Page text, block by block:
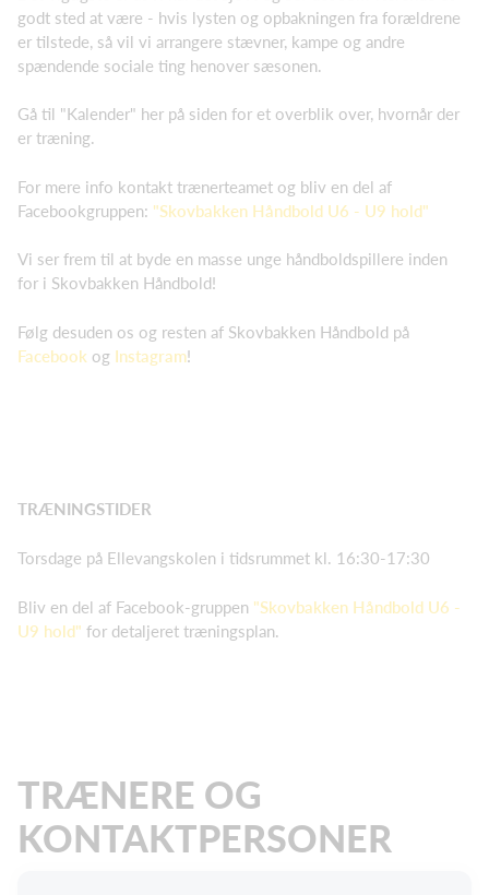
godt sted at være - hvis lysten og opbakningen fra forældrene
er tilstede, så vil vi arrangere stævner, kampe og andre
spændende sociale ting henover sæsonen.
Gå til "Kalender" her på siden for et overblik over, hvornår der
er træning.
For mere info kontakt trænerteamet og bliv en del af
Facebookgruppen: "Skovbakken Håndbold U6 - U9 hold"
Vi ser frem til at byde en masse unge håndboldspillere inden
for i Skovbakken Håndbold!
Følg desuden os og resten af Skovbakken Håndbold på
Facebook og Instagram!
TRÆNINGSTIDER
Torsdage på Ellevangskolen i tidsrummet kl. 16:30-17:30
Bliv en del af Facebook-gruppen "Skovbakken Håndbold U6 -
U9 hold" for detaljeret træningsplan.
TRÆNERE OG
KONTAKTPERSONER